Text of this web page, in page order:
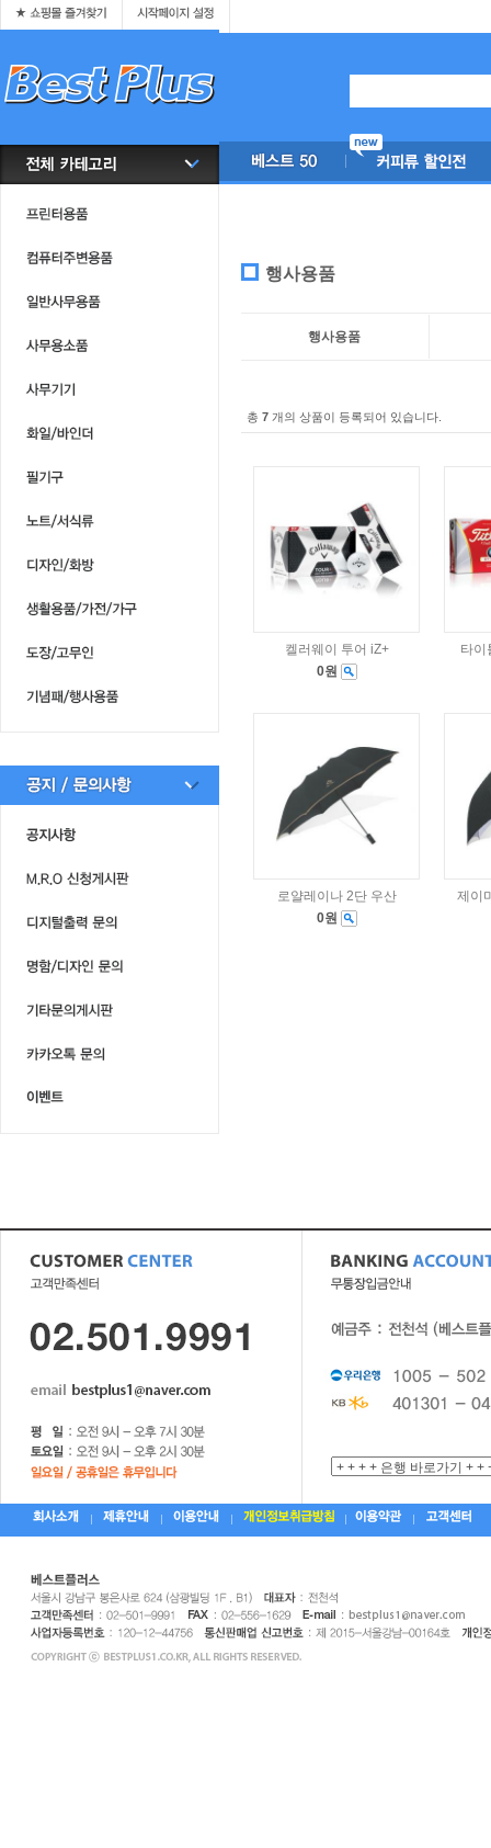
행사용품
행사용품
총 7 개의 상품이 등록되어 있습니다.
켈러웨이 투어 iZ+
0원
타이
로얄레이나 2단 우산
0원
제이